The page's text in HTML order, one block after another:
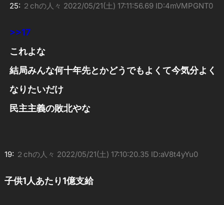
25: ２chの人々 2022/05/21(土) 17:11:56.69 ID:4mVMPGNT0
>>17
これよな
結局みんな何十年先とかどうでもよくて今気分よく
なりたいだけ
民主主義の敗北やな
19: ２chの人々 2022/05/21(土) 17:10:20.35 ID:aV8t4yYu0
子供1人あたり1億支給